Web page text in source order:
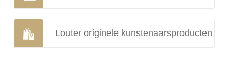
Louter originele kunstenaarsproducten